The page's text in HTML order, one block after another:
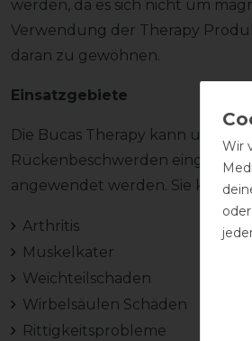
werden, da es sich nicht um
Verwendung der Therapy
daran zu gewöhnen.
Einsatzgebiete
Die Bucas Therapy kann
Rückenbeschwerden
angewendet werden. Sie kann
Arthritis
Muskelkater
Weichteilschaden
Wirbelsäulen Schäden
Rittigkeitsprobleme
Wir